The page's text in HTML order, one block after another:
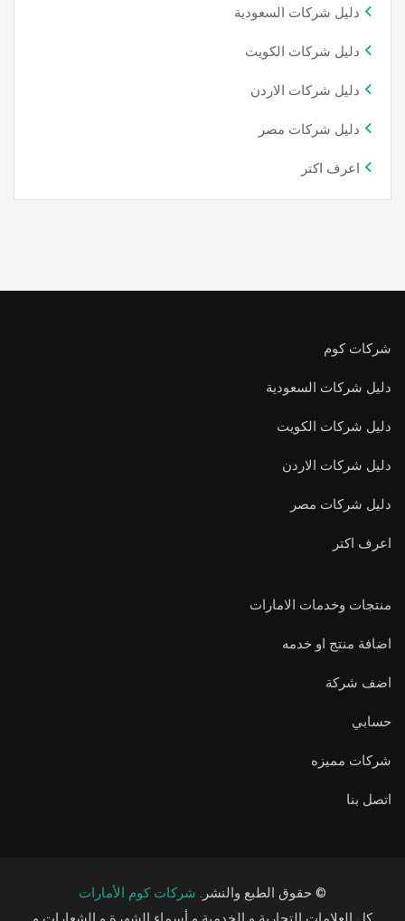
دليل شركات السعودية
دليل شركات الكويت
دليل شركات الاردن
دليل شركات مصر
اعرف اكتر
شركات كوم
دليل شركات السعودية
دليل شركات الكويت
دليل شركات الاردن
دليل شركات مصر
اعرف اكتر
منتجات وخدمات الامارات
اضافة منتج او خدمه
اضف شركة
حسابي
شركات مميزه
اتصل بنا
© حقوق الطبع والنشر. شركات كوم الأمارات